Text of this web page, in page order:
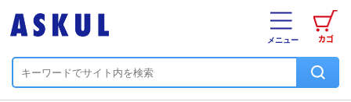
カゴ
メニュー